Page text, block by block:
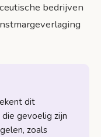
bedrijven
dit
gevoelig zijn
zoals